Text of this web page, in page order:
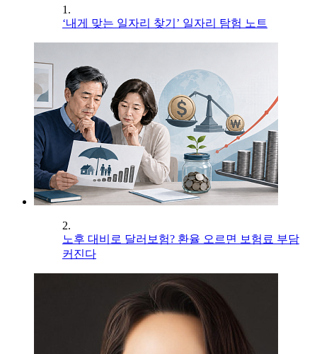
1.
‘내게 맞는 일자리 찾기’ 일자리 탐험 노트
2.
노후 대비로 달러보험? 환율 오르면 보험료 부담
커진다